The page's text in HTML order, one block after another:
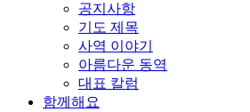
공지사항
기도 제목
사역 이야기
아름다운 동역
대표 칼럼
함께해요